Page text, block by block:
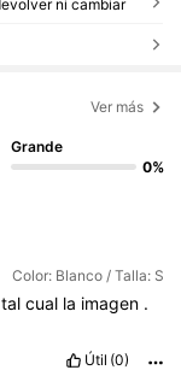
ni cambiar
Ver más
Grande
0%
Color: Blanco / Talla: S
talcual la imagen .
Útil (0)